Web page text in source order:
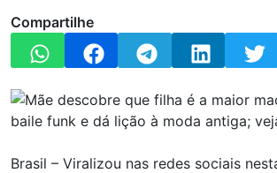
Compartilhe
Brasil – Viralizou nas redes sociais